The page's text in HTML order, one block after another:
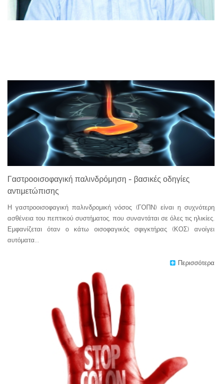
Γαστροοισοφαγική παλινδρόμηση - βασικές οδηγίες
αντιμετώπισης
Η γαστροοισοφαγική παλινδρομική νόσος (ΓΟΠΝ) είναι η συχνότερη
ασθένεια του πεπτικού συστήματος, που συναντάται σε όλες τις ηλικίες.
Εμφανίζεται όταν ο κάτω οισοφαγικός σφιγκτήρας (ΚΟΣ) ανοίγει
αυτόματα...
Περισσότερα